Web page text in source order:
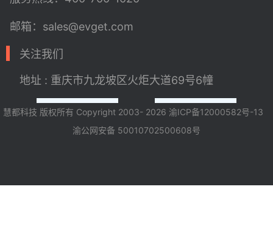
邮箱：sales@evget.com
关注我们
地址 : 重庆市九龙坡区火炬大道69号6幢
慧都科技 版权所有 Copyright 2003- 2026 渝ICP备12000582号-13
渝公网安备 50010702500608号